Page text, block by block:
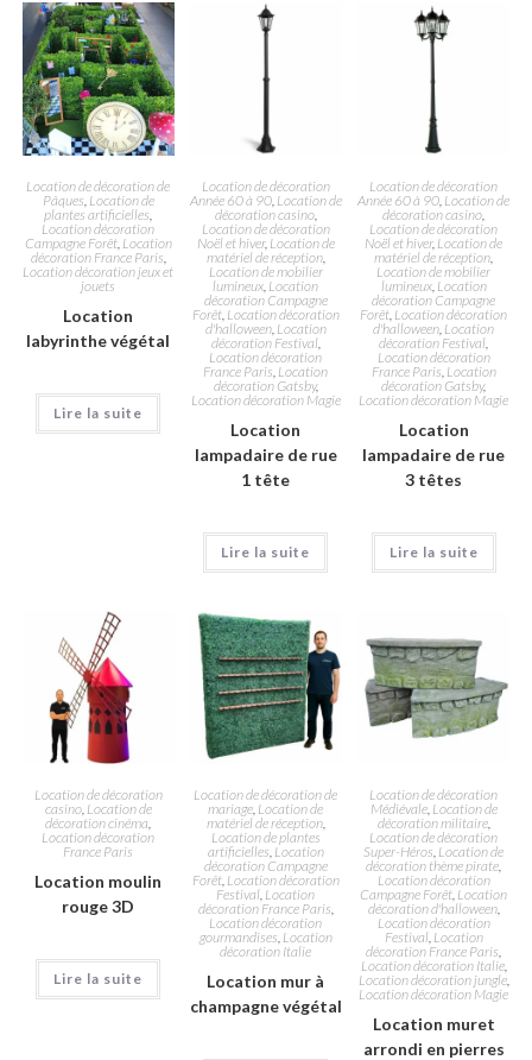
Location de décoration de
Pâques Location de
plantes artificielles
Location décoration
Campagne Forêt, Location
décoration France Paris
Location décoration jeux et
jouets
Location
labyrinthe végétal
Lire la suite
Location de décoration
Année 60 à 90, Location de
décoration casino,
Location de décoration
Noël et hiver, Location de
matériel de réception,
Location de mobilier
lumineux Location
décoration Campagne
Forêt, Location décoration
d'halloween, Location
décoration Festival,
Location décoration
France Paris Location
décoration Gatsby,
Location décoration Magie
Location
lampadaire de rue
1 tête
Lire la suite
Location de décoration
Année 60 à 90 Location de
décoration casino
Location de décoration
Noël et hiver, Location de
matériel de réception
Location de mobilier
lumineux, Location
décoration Campagne
Forêt Location décoration
d'halloween Location
décoration Festival
Location décoration
France Paris Location
décoration Gatsby,
Location décoration Magie
Location
lampadaire de rue
3 têtes
Lire la suite
Location de décoration
casino, Location de
décoration cinéma
Location décoration
France Paris
Location moulin
rouge 3D
Lire la suite
Location de décoration de
mariage Location de
matériel de réception,
Location de plantes
artificielles Location
décoration Campagne
Forêt, Location décoration
Festival Location
décoration France Paris
Location décoration
gourmandises Location
décoration Italie
Location mur à
champagne végétal
Location de décoration
Médiévale, Location de
décoration militaire,
Location de décoration
Super-Héros Location de
décoration thème pirate
Location décoration
Campagne Forêt Location
décoration d'halloween,
Location décoration
Festival, Location
décoration France Paris
Location décoration Italie,
Location décoration jungle,
Location décoration Magie
Location muret
arrondi en pierres